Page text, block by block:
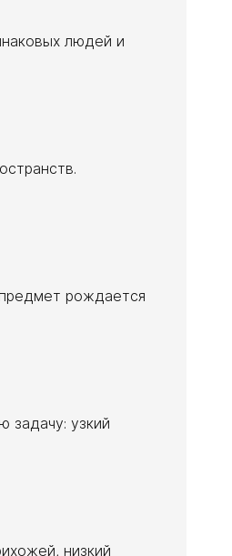
людей и
рождается
задачу: узкий
низкий